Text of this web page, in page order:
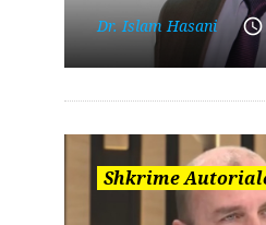
Dr. Islam Hasani
Shkrime